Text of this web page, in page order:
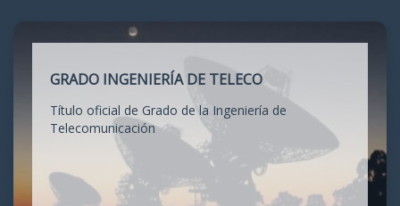
GRADO INGENIERÍA DE TELECO
Título oficial de Grado de la Ingeniería de
Telecomunicación